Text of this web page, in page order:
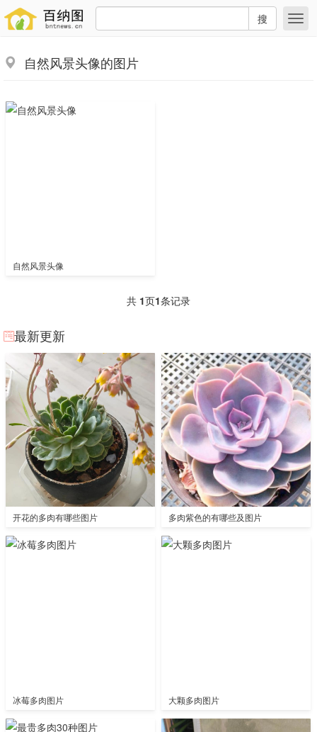
搜
自然风景头像的图片
自然风景头像
共 1页1条记录
最新更新
开花的多肉有哪些图片 多肉紫色的有哪些及图片
冰莓多肉图片 大颗多肉图片